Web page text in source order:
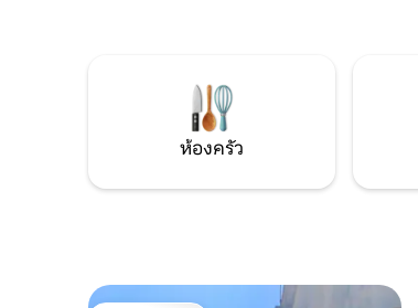
ทั้งหมดของเมือง!
ห้องครัว